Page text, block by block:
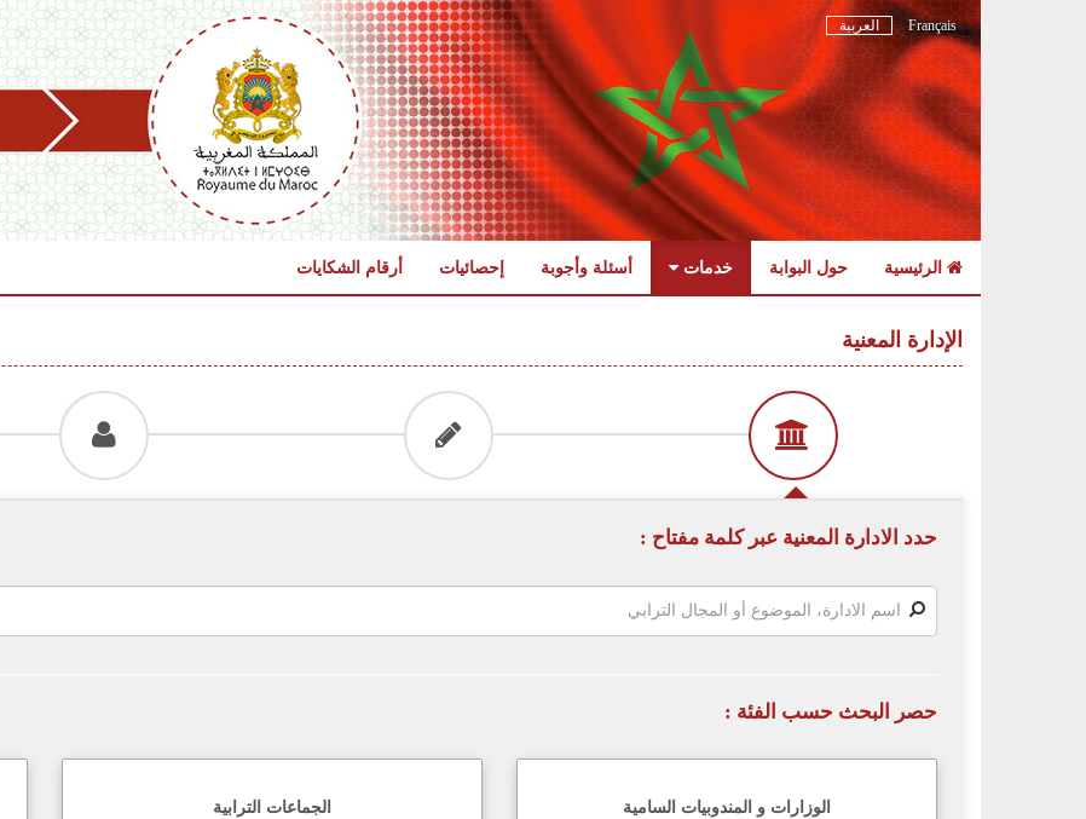
Français العربية
الرئيسية حول البوابة خدمات أسئلة وأجوبة إحصائيات أرقام الشكايات
navigation
الإدارة المعنية
حدد الادارة المعنية عبر كلمة مفتاح :
حصر البحث حسب الفئة :
الوزارات و المندوبيات السامية الجماعات الترابية